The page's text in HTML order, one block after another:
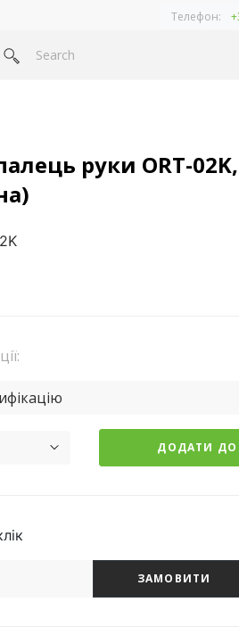
Телефон:
руки ORT-
ДОДАТИ
ЗАМОВИТИ